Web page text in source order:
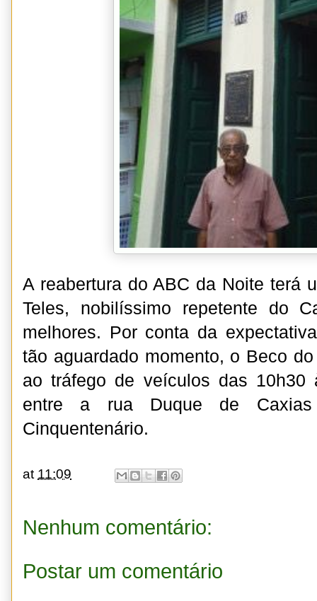
A reabertura do ABC da Noite terá
Teles, nobilíssimo repetente do
melhores. Por conta da
tão aguardado momento, o Beco
ao tráfego de veículos das 10h30
entre a rua Duque de
Cinquentenário.
at 11:09
Nenhum comentário:
Postar um comentário